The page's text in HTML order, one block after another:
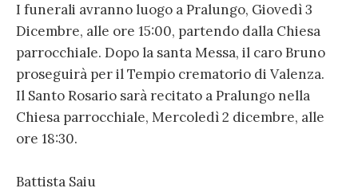
I funerali avranno luogo a Pralungo, Giovedì 3
Dicembre, alle ore 15:00, partendo dalla Chiesa
parrocchiale. Dopo la santa Messa, il caro Bruno
proseguirà per il Tempio crematorio di Valenza.
Il Santo Rosario sarà recitato a Pralungo nella
Chiesa parrocchiale, Mercoledì 2 dicembre, alle
ore 18:30.
Battista Saiu